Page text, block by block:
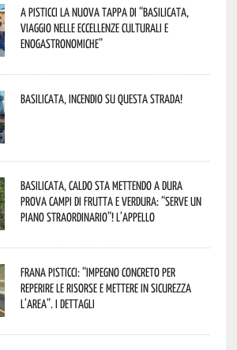
A Pisticci la nuova tappa di “Basilicata,
viaggio nelle eccellenze culturali e
enogastronomiche”
Basilicata, incendio su questa strada!
Basilicata, caldo sta mettendo a dura
prova campi di frutta e verdura: “Serve un
piano straordinario”! L’appello
Frana Pisticci: “Impegno concreto per
reperire le risorse e mettere in sicurezza
l’area”. I dettagli